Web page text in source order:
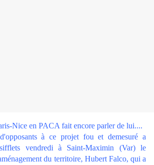
Nice en PACA fait encore parler de lui....
à ce projet fou et demesuré a
vendredi à Saint-Maximin (Var) le
du territoire, Hubert Falco, qui a